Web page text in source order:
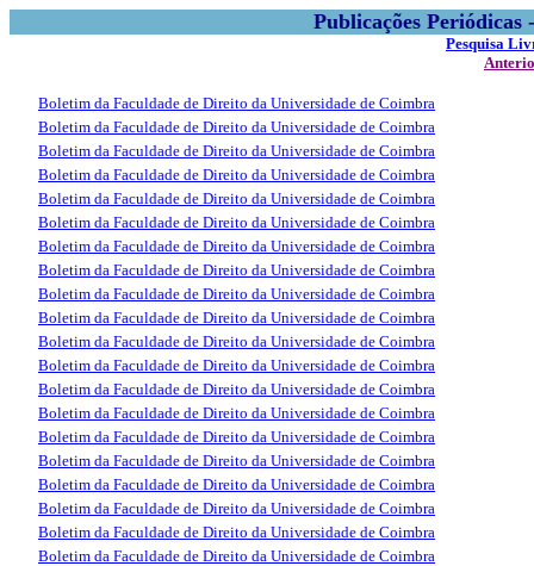
Publicações
Pesquisa
Boletim da Faculdade de Direito da Universidade de Coimbra
Boletim da Faculdade de Direito da Universidade de Coimbra
Boletim da Faculdade de Direito da Universidade de Coimbra
Boletim da Faculdade de Direito da Universidade de Coimbra
Boletim da Faculdade de Direito da Universidade de Coimbra
Boletim da Faculdade de Direito da Universidade de Coimbra
Boletim da Faculdade de Direito da Universidade de Coimbra
Boletim da Faculdade de Direito da Universidade de Coimbra
Boletim da Faculdade de Direito da Universidade de Coimbra
Boletim da Faculdade de Direito da Universidade de Coimbra
Boletim da Faculdade de Direito da Universidade de Coimbra
Boletim da Faculdade de Direito da Universidade de Coimbra
Boletim da Faculdade de Direito da Universidade de Coimbra
Boletim da Faculdade de Direito da Universidade de Coimbra
Boletim da Faculdade de Direito da Universidade de Coimbra
Boletim da Faculdade de Direito da Universidade de Coimbra
Boletim da Faculdade de Direito da Universidade de Coimbra
Boletim da Faculdade de Direito da Universidade de Coimbra
Boletim da Faculdade de Direito da Universidade de Coimbra
Boletim da Faculdade de Direito da Universidade de Coimbra